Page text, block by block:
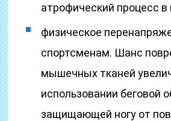
атрофический процесс
физическое
спортсменам. Шанс
мышечных тканей
использовании беговой
защищающей ногу от